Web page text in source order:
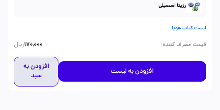
رزیتا اسمعیلی
لیست کتاب هوپا
قیمت مصرف کننده:
170,000ریال
افزودن به لیست
افزودن به
سبد